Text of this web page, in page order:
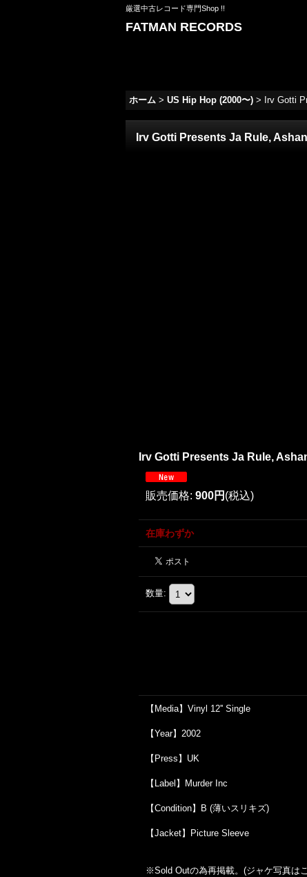
厳選中古レコード専門Shop !!
FATMAN RECORDS
ホーム > US Hip Hop (2000〜) > Irv Gotti
Irv Gotti Presents Ja Rule,
Irv Gotti Presents Ja Rule,
販売価格: 900円 (税込)
在庫わずか
数量:
【Media】Vinyl 12'' Single
【Year】2002
【Press】UK
【Label】Murder Inc
【Condition】B (薄いスリキズ)
【Jacket】Picture Sleeve
※Sold Outの為再掲載。 (ジャケ写真は